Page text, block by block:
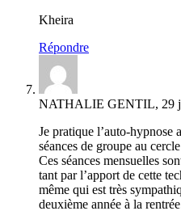
Kheira
Répondre
NATHALIE GENTIL, 29
Je pratique l’auto-hypnose
séances de groupe au
Ces séances mensuelles
tant par l’apport de cette
même qui est très
deuxième année à la